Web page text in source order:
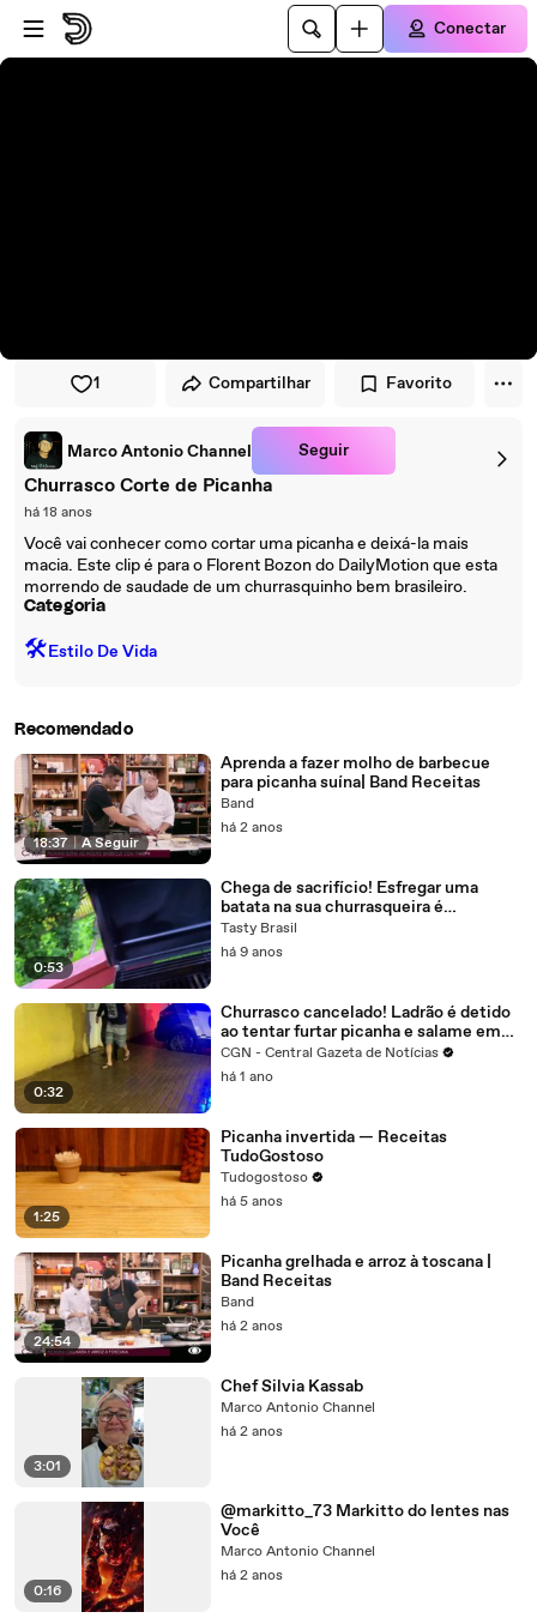
Pular para o player
Ir para o conteúdo principal
Conectar
1 Compartilhar Favorito
Marco Antonio Channel Seguir
Churrasco Corte de Picanha
há 18 anos
Você vai conhecer como cortar uma picanha e deixá-la mais
macia. Este clip é para o Florent Bozon do DailyMotion que esta
morrendo de saudade de um churrasquinho bem brasileiro.
Categoria
🛠️Estilo De Vida
Recomendado
18:37 | A Seguir
Aprenda a fazer molho de barbecue
para picanha suína| Band Receitas
Band
há 2 anos
0:53
Chega de sacrifício! Esfregar uma
batata na sua churrasqueira é
surpreendente!
Tasty Brasil
há 9 anos
0:32
Churrasco cancelado! Ladrão é detido
ao tentar furtar picanha e salame em
Cascavel
CGN - Central Gazeta de Notícias
há 1 ano
1:25
Picanha invertida — Receitas
TudoGostoso
Tudogostoso
há 5 anos
24:54
Picanha grelhada e arroz à toscana |
Band Receitas
Band
há 2 anos
3:01
Chef Silvia Kassab
Marco Antonio Channel
há 2 anos
0:16
@markitto_73 Markitto do lentes nas
Você
Marco Antonio Channel
há 2 anos